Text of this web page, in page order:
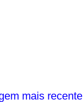
mais recente